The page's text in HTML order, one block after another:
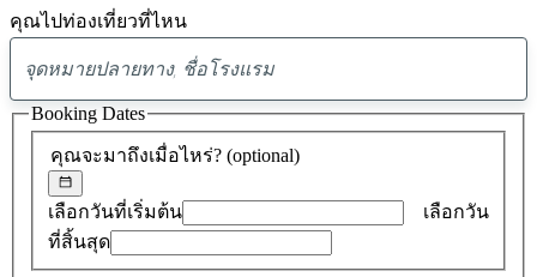
คุณไปท่องเที่ยวที่ไหน
พบ
ข้อ
เสนอ
0
คุณจะมาถึงเมื่อไหร่? (optional)
เลือกวันที่เริ่มต้น
เลือกวัน
ที่สิ้นสุด
Booking Dates